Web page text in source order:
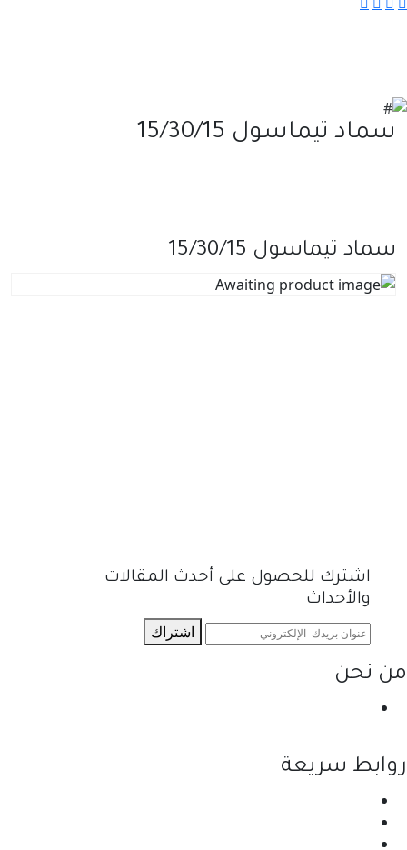
سماد تيماسول 15/30/15
سماد تيماسول 15/30/15
اشترك للحصول على أحدث المقالات
والأحداث
اشتراك
من نحن
روابط سريعة